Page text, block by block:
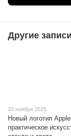
Другие записи
20 ноября 2025
Новый логотип
практическое